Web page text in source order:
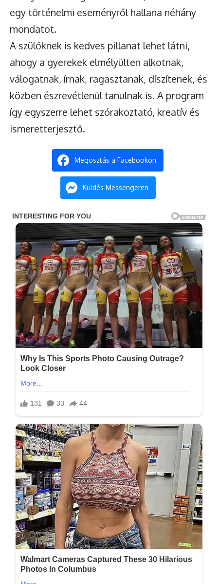
egy történelmi eseményről hallana néhány
mondatot.
A szülőknek is kedves pillanat lehet látni,
ahogy a gyerekek elmélyülten alkotnak,
válogatnak, írnak, ragasztanak, díszítenek, és
közben észrevétlenül tanulnak is. A program
így egyszerre lehet szórakoztató, kreatív és
ismeretterjesztő.
Megosztás a Facebookon
Küldés Messengeren